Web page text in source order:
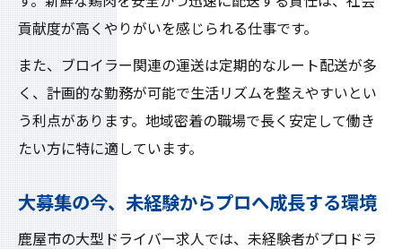
貢献度が高くやりがいを感じられる仕事です。
また、ブロイラー関連の運送は定期的なルート配送が多
く、計画的な勤務が可能で生活リズムを整えやすいとい
う利点があります。地域密着の職場で長く安定して働き
たい方に特に適しています。
大募集の今、未経験からプロへ成長する環境
鹿屋市の大型ドライバー求人では、未経験者がプロドラ